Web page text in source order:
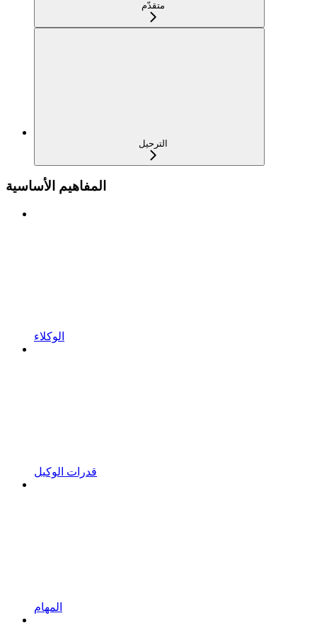
متقدّم
الترحيل
المفاهيم الأساسية
الوكلاء
قدرات الوكيل
المهام